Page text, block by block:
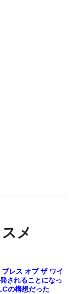
メ
ブレス オブ ザ ワイ
されることになっ
の構想だった